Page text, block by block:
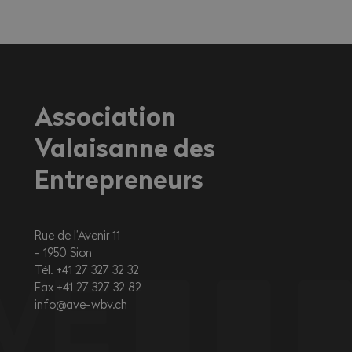
fortement exposés à la chaleur.
Association
Valaisanne des
Entrepreneurs
Rue de l’Avenir 11
1950 Sion
Tél. +41 27 327 32 32
Fax +41 27 327 32 82
info@ave-wbv.ch